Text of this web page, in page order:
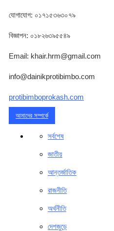
যোগাযোগ: ০১৭১৫৩৬৩০৭৯
বিজ্ঞাপন: ০১৮২৬৩৯৫৫৪৯
Email: khair.hrm@gmail.com
info@dainikprotibimbo.com
protibimboprokash.com
আমাদের সম্পর্কে
সর্বশেষ
জাতীয়
আন্তর্জাতিক
রাজনীতি
অর্থনীতি
দেশজুড়ে